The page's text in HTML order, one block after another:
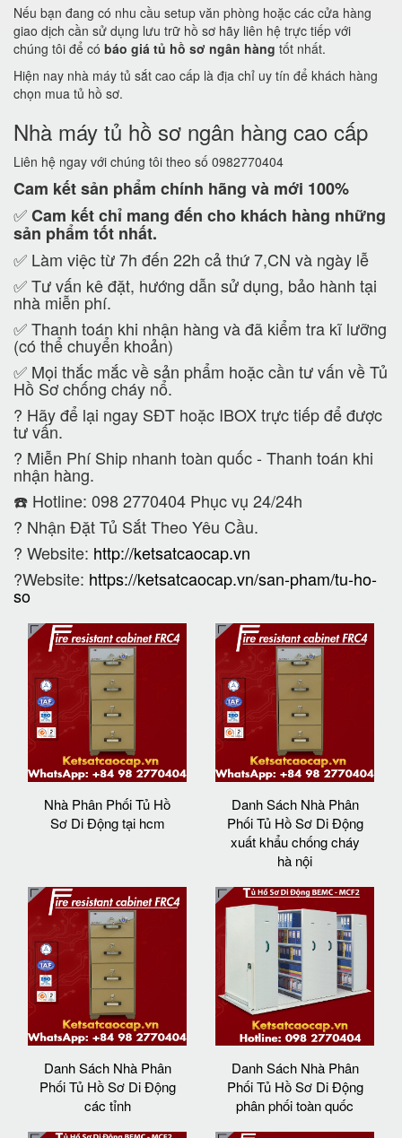
Nếu bạn đang có nhu cầu setup văn phòng hoặc các cửa hàng
giao dịch cần sử dụng lưu trữ hồ sơ hãy liên hệ trực tiếp với
chúng tôi để có báo giá tủ hồ sơ ngân hàng tốt nhất.
Hiện nay nhà máy tủ sắt cao cấp là địa chỉ uy tín để khách hàng
chọn mua tủ hồ sơ.
Nhà máy tủ hồ sơ ngân hàng cao cấp
Liên hệ ngay với chúng tôi theo số 0982770404
Cam kếtsản phẩm chính hãng và mới 100%
✅Cam kếtchỉ mang đến cho khách hàng những
sản phẩm tốt nhất.
✅ Làm việc từ 7h đến 22h cả thứ 7,CN và ngày lễ
✅ Tư vấn kê đặt, hướng dẫn sử dụng, bảo hành tại
nhà miễn phí.
✅ Thanh toán khi nhận hàng và đã kiểm tra kĩ lưỡng
(có thể chuyển khoản)
✅ Mọi thắc mắc về sản phẩm hoặc cần tư vấn về Tủ
Hồ Sơ chống cháy nổ.
? Hãy để lại ngay SĐT hoặc IBOX trực tiếp để được
tư vấn.
? Miễn Phí Ship nhanh toàn quốc - Thanh toán khi
nhận hàng.
☎️ Hotline: 098 2770404 Phục vụ 24/24h
? Nhận Đặt Tủ Sắt Theo Yêu Cầu.
? Website: http://ketsatcaocap.vn
?Website: https://ketsatcaocap.vn/san-pham/tu-ho-
so
Nhà Phân Phối Tủ Hồ
Sơ Di Động tại hcm
Danh Sách Nhà Phân
Phối Tủ Hồ Sơ Di Động
xuất khẩu chống cháy
hà nội
Danh Sách Nhà Phân
Phối Tủ Hồ Sơ Di Động
các tỉnh
Danh Sách Nhà Phân
Phối Tủ Hồ Sơ Di Động
phân phối toàn quốc